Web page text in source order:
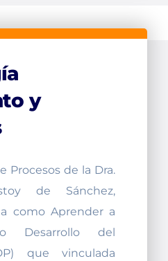
y
Procesos de la Dra.
de Sánchez,
como Aprender a
Desarrollo del
que vinculada